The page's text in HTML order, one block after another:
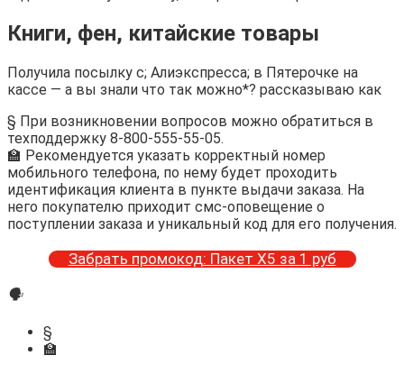
Книги, фен, китайские товары
Получила посылку с; Алиэкспресса; в Пятерочке на
кассе — а вы знали что так можно*? рассказываю как
§ При возникновении вопросов можно обратиться в
техподдержку 8-800-555-55-05.
🏫 Рекомендуется указать корректный номер
мобильного телефона, по нему будет проходить
идентификация клиента в пункте выдачи заказа. На
него покупателю приходит смс-оповещение о
поступлении заказа и уникальный код для его получения.
Забрать промокод: Пакет Х5 за 1 руб
🗣
§
🏫